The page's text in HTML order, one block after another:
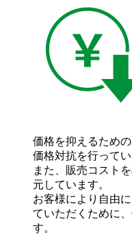
価格を抑えるため
価格対抗を行ってい
また、販売コスト
元しています。
お客様により自由
ていただくために
す。